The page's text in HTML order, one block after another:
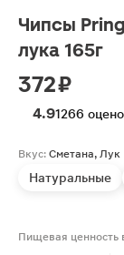
Чипсы
лука 165г
372 ₽
4.91266
Вкус: Сметана, Лук
Натуральные
Пищевая ценность